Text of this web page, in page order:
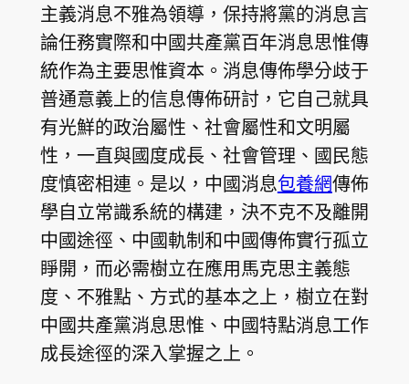
主義消息不雅為領導，保持將黨的消息言
論任務實際和中國共產黨百年消息思惟傳
統作為主要思惟資本。消息傳佈學分歧于
普通意義上的信息傳佈研討，它自己就具
有光鮮的政治屬性、社會屬性和文明屬
性，一直與國度成長、社會管理、國民態
度慎密相連。是以，中國消息包養網傳佈
學自立常識系統的構建，決不克不及離開
中國途徑、中國軌制和中國傳佈實行孤立
睜開，而必需樹立在應用馬克思主義態
度、不雅點、方式的基本之上，樹立在對
中國共產黨消息思惟、中國特點消息工作
成長途徑的深入掌握之上。